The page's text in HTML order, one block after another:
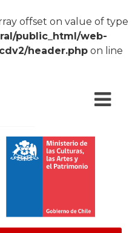
offset on value of type
public_html/web-
header.php on line